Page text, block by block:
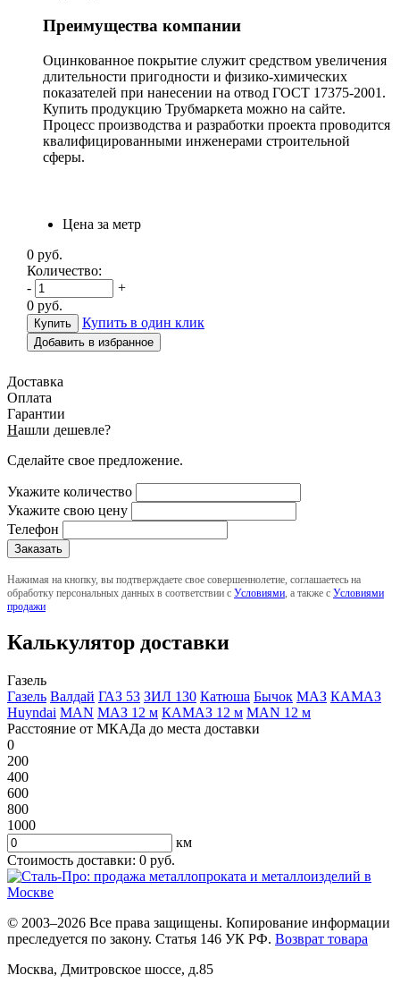
Преимущества компании
Оцинкованное покрытие служит средством увеличения
длительности пригодности и физико-химических
показателей при нанесении на отвод ГОСТ 17375-2001.
Купить продукцию Трубмаркета можно на сайте.
Процесс производства и разработки проекта проводится
квалифицированными инженерами строительной
сферы.
Цена за метр
0 руб.
Количество:
-
+
0 руб.
Купить в один клик
Добавить в избранное
Доставка
Оплата
Гарантии
Нашли дешевле?
Сделайте свое предложение.
Укажите количество
Укажите свою цену
Телефон
Нажимая на кнопку, вы подтверждаете свое совершеннолетие, соглашаетесь на
обработку персональных данных в соответствии с Условиями , а также с Условиями
продажи
Калькулятор доставки
Газель
Газель Валдай ГАЗ 53 ЗИЛ 130 Катюша Бычок МАЗ КАМАЗ
Huyndai MAN МАЗ 12 м КАМАЗ 12 м MAN 12 м
Расстояние от МКАДа до места доставки
0
200
400
600
800
1000
км
Стоимость доставки: 0 руб.
© 2003–2026 Все права защищены. Копирование информации
преследуется по закону. Статья 146 УК РФ. Возврат товара
Москва, Дмитровское шоссе, д.85